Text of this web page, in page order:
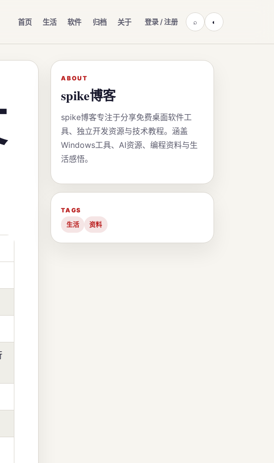
首页 生活 软件 归档 关于 登录 / 注册 ⌕ ◐
ABOUT
spike博客
spike博客专注于分享免费桌面软件工
具、独立开发资源与技术教程。涵盖
Windows工具、AI资源、编程资料与生
活感悟。
TAGS
生活
资料